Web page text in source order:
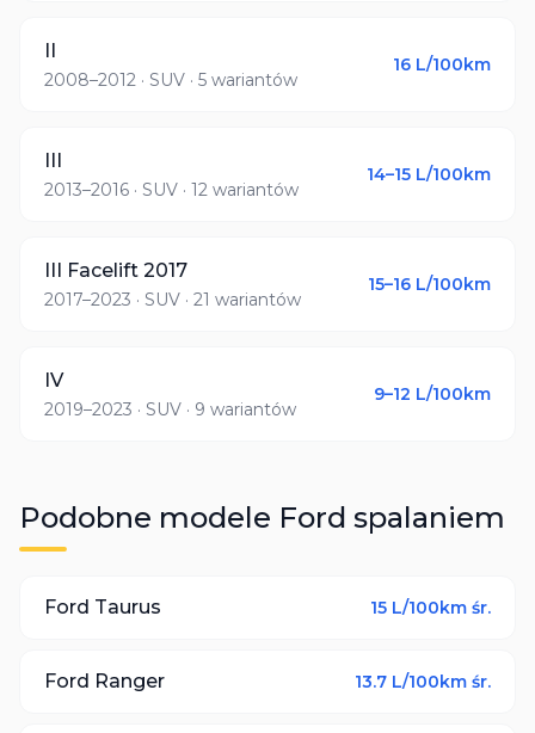
II
2008–2012 · SUV · 5 wariantów
16 L/100km
III
2013–2016 · SUV · 12 wariantów
14–15 L/100km
III Facelift 2017
2017–2023 · SUV · 21 wariantów
15–16 L/100km
IV
2019–2023 · SUV · 9 wariantów
9–12 L/100km
Podobne modele Ford spalaniem
Ford Taurus 15 L/100km śr.
Ford Ranger 13.7 L/100km śr.